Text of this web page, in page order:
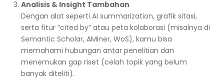
Analisis & Insight Tambahan
Dengan alat seperti AI summarization, grafik sitasi,
serta fitur “cited by” atau peta kolaborasi (misalnya di
Semantic Scholar, AMiner, WoS), kamu bisa
memahami hubungan antar penelitian dan
menemukan gap riset (celah topik yang belum
banyak diteliti).